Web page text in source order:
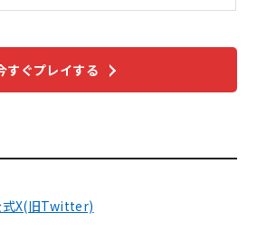
すぐプレイする
X(旧Twitter)